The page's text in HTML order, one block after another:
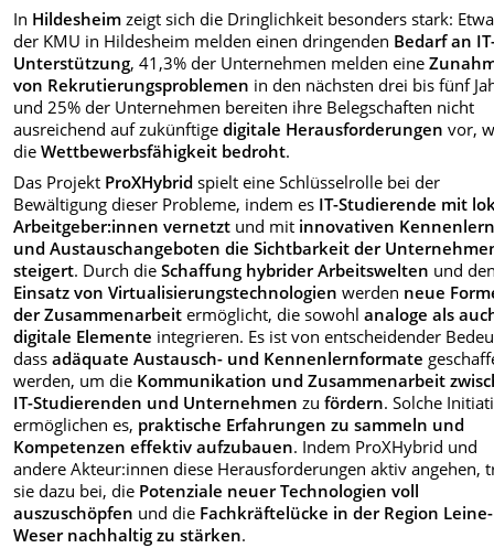
In Hildesheim zeigt sich die Dringlichkeit besonders stark:
der KMU in Hildesheim melden einen dringenden Bedarf an
Unterstützung, 41,3% der Unternehmen melden eine
von Rekrutierungsproblemen in den nächsten drei bis fünf
und 25% der Unternehmen bereiten ihre Belegschaften nicht
ausreichend auf zukünftigedigitale Herausforderungen vor,
dieWettbewerbsfähigkeit bedroht.
Das Projekt ProXHybrid spielt eine Schlüsselrolle bei der
Bewältigung dieser Probleme, indem es IT-Studierende mit
Arbeitgeber:innen vernetzt und mit innovativen
und Austauschangeboten die Sichtbarkeit der
steigert. Durch dieSchaffung hybrider Arbeitswelten und
Einsatz von Virtualisierungstechnologien werden neue
der Zusammenarbeit ermöglicht, die sowohlanaloge als
digitale Elemente integrieren. Es ist von entscheidender
dassadäquate Austausch- und Kennenlernformate
werden, um die Kommunikation und Zusammenarbeit
IT-Studierenden und Unternehmen zufördern. Solche
ermöglichen es, praktische Erfahrungen zu sammeln und
Kompetenzen effektiv aufzubauen. Indem ProXHybrid und
andere Akteur:innen diese Herausforderungen aktiv angehen,
sie dazu bei, die Potenziale neuer Technologien voll
auszuschöpfen und die Fachkräftelücke in der Region Leine-
Weser nachhaltig zu stärken.